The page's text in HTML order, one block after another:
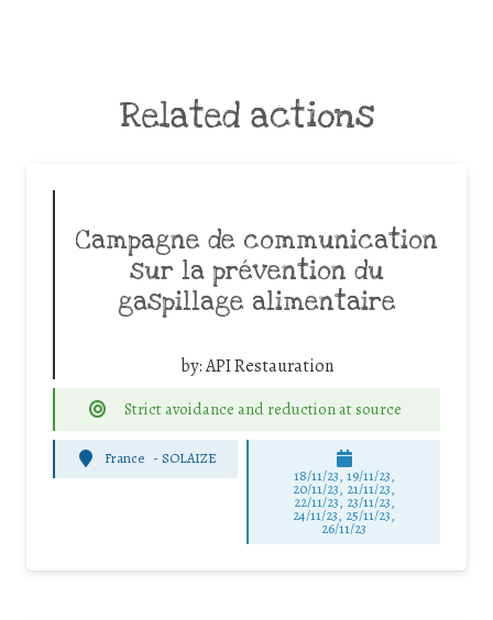
Related actions
Campagne de communication
sur la prévention du
gaspillage alimentaire
by:API Restauration
Strict avoidance and reduction at source
France -SOLAIZE
18/11/23, 19/11/23,
20/11/23, 21/11/23,
22/11/23, 23/11/23,
24/11/23, 25/11/23,
26/11/23